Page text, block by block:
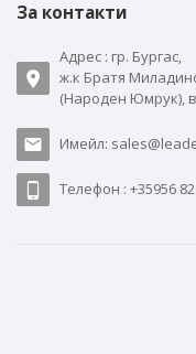
За контакти
Адрес : гр. Бургас,
ж.к Братя
(Народен Юмрук),
Имейл:
Телефон : +35956